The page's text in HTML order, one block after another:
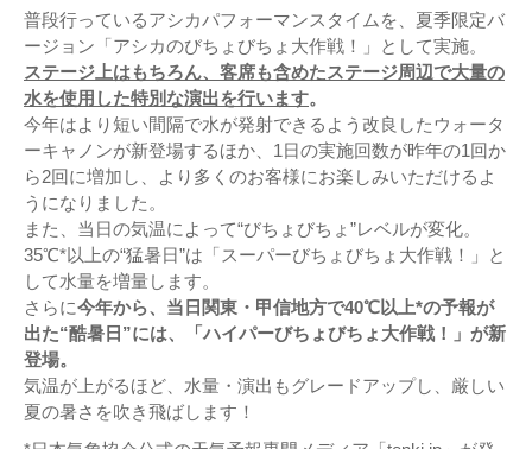
普段行っているアシカパフォーマンスタイムを、夏季限定バ
ージョン「アシカのびちょびちょ大作戦！」として実施。
ステージ上はもちろん、客席も含めたステージ周辺で大量の
水を使用した特別な演出を行います。
今年はより短い間隔で水が発射できるよう改良したウォータ
ーキャノンが新登場するほか、1日の実施回数が昨年の1回か
ら2回に増加し、より多くのお客様にお楽しみいただけるよ
うになりました。
また、当日の気温によって“びちょびちょ”レベルが変化。
35℃*以上の“猛暑日”は「スーパーびちょびちょ大作戦！」と
して水量を増量します。
さらに今年から、当日関東・甲信地方で40℃以上*の予報が
出た“酷暑日”には、「ハイパーびちょびちょ大作戦！」が新
登場。
気温が上がるほど、水量・演出もグレードアップし、厳しい
夏の暑さを吹き飛ばします！